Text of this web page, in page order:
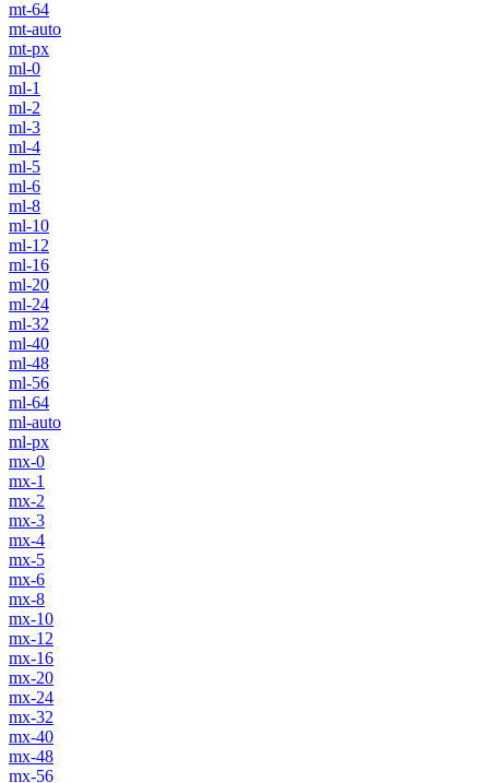
mt-64
mt-auto
mt-px
ml-0
ml-1
ml-2
ml-3
ml-4
ml-5
ml-6
ml-8
ml-10
ml-12
ml-16
ml-20
ml-24
ml-32
ml-40
ml-48
ml-56
ml-64
ml-auto
ml-px
mx-0
mx-1
mx-2
mx-3
mx-4
mx-5
mx-6
mx-8
mx-10
mx-12
mx-16
mx-20
mx-24
mx-32
mx-40
mx-48
mx-56